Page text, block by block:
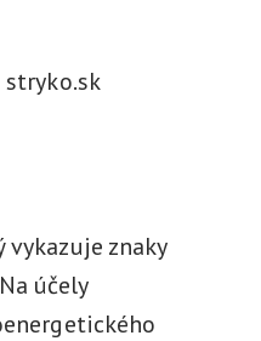
znaky
účely